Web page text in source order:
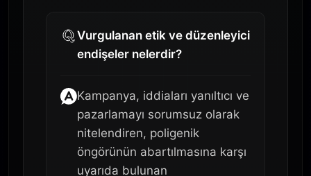
Vurgulanan etik ve düzenleyici
endişeler nelerdir?
Kampanya, iddiaları yanıltıcı ve
pazarlamayı sorumsuz olarak
nitelendiren, poligenik
öngörünün abartılmasına karşı
uyarıda bulunan